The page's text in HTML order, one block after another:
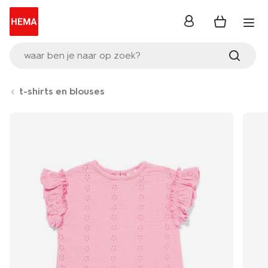
waar ben je naar op zoek?
inloggen
t-shirts en blouses